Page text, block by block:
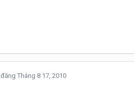
Tháng 8 17, 2010